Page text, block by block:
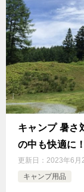
キャンプ 暑さ
の中も快適に！
更新日： 2023年6月
キャンプ用品